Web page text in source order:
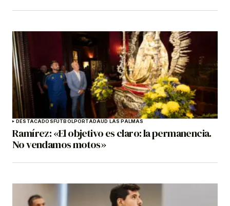
DESTACADOSFÚTBOLPORTADAUD LAS PALMAS
Ramírez: «El objetivo es claro: la permanencia.
No vendamos motos»